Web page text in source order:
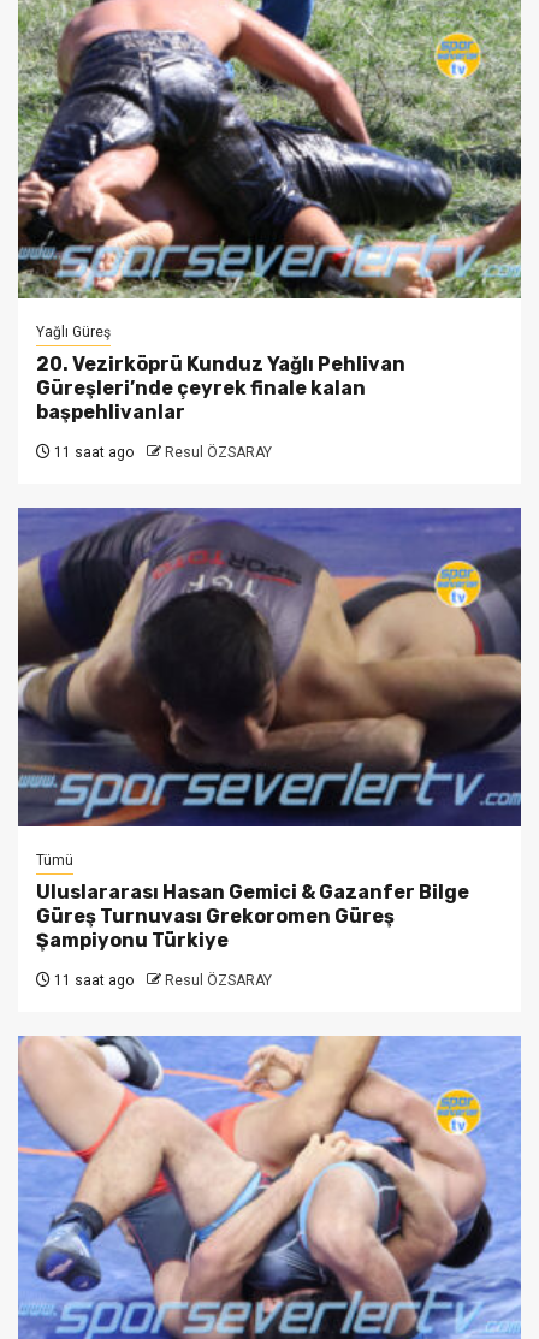
Yağlı Güreş
20. Vezirköprü Kunduz Yağlı Pehlivan
Güreşleri’nde çeyrek finale kalan
başpehlivanlar
11 saat ago Resul ÖZSARAY
Tümü
Uluslararası Hasan Gemici & Gazanfer Bilge
Güreş Turnuvası Grekoromen Güreş
Şampiyonu Türkiye
11 saat ago Resul ÖZSARAY